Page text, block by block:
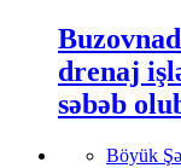
drenaj
səbəb
Böyük